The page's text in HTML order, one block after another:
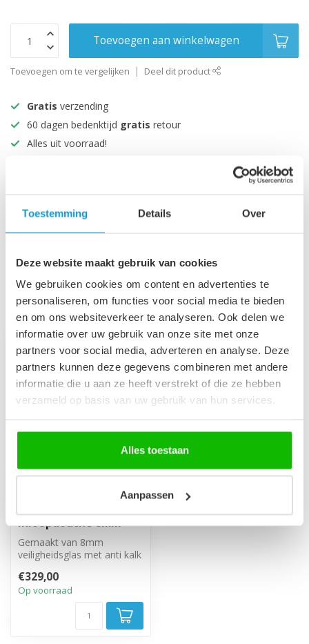
Toestemming Details Over
Deze website maakt gebruik van cookies
We gebruiken cookies om content en advertenties te
personaliseren, om functies voor social media te bieden
en om ons websiteverkeer te analyseren. Ook delen we
informatie over uw gebruik van onze site met onze
partners voor social media, adverteren en analyse. Deze
partners kunnen deze gegevens combineren met andere
informatie die u aan ze heeft verstrekt of die ze hebben
verzameld op basis van uw gebruik van hun services.
Alles toestaan
Aanpassen
Toevoegen aan winkelwagen
Toevoegen om te vergelijken Deel dit product
Gratis verzending
60 dagen bedenktijd gratis retour
Alles uit voorraad!
Productomschrijving
Recent bekeken
Douchewand Florida
140 x 200 cm - zwart -
inloopdouche 8mm
Gemaakt van 8mm
veiligheidsglas met anti kalk
stabilisati...
€329,00
Op voorraad